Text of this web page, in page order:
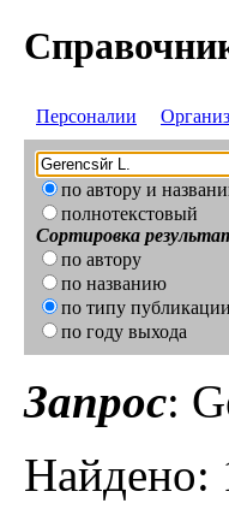
Персоналии
по автору и
полнотекстовый
Сортировка
по автору
по названию
по типу публикации
по году выхода
Запрос:
Найдено: